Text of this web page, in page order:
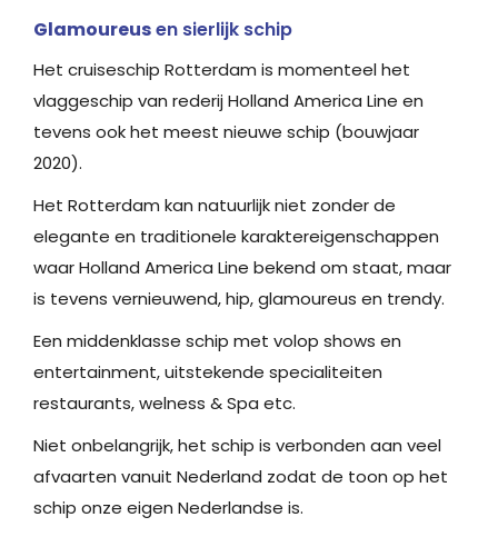
Glamoureusen sierlijk schip
Het cruiseschip Rotterdam is momenteel het
vlaggeschip van rederij Holland America Line en
tevens ook het meest nieuwe schip (bouwjaar
2020).
Het Rotterdam kan natuurlijk niet zonder de
elegante en traditionele karaktereigenschappen
waar Holland America Line bekend om staat, maar
is tevens vernieuwend, hip, glamoureus en trendy.
Een middenklasse schip met volop shows en
entertainment, uitstekende specialiteiten
restaurants, welness & Spa etc.
Niet onbelangrijk, het schip is verbonden aan veel
afvaarten vanuit Nederland zodat de toon op het
schip onze eigen Nederlandse is.